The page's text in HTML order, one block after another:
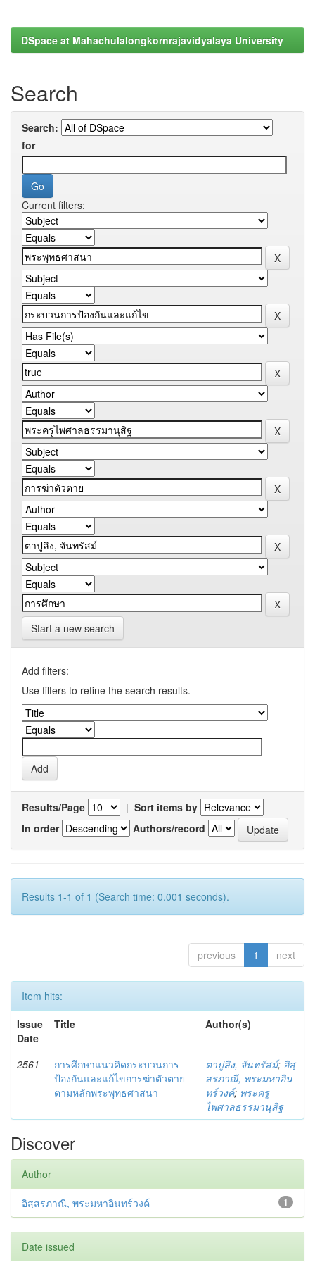
DSpace at Mahachulalongkornrajavidyalaya University
Search
Search:
for
Current filters:
Start a new search
Add filters:
Use filters to refine the search results.
Results/Page | Sort items by
In order
Authors/record
Results 1-1 of 1 (Search time: 0.001 seconds).
previous 1 next
Item hits:
Issue
Date
Title Author(s)
2561
การศึกษาแนวคิดกระบวนการ
ป้องกันและแก้ไขการฆ่าตัวตาย
ตามหลักพระพุทธศาสนา
ตาปูลิง, จันทรัสม์; อิสฺ
สรภาณี, พระมหาอิน
ทร์วงค์; พระครู
ไพศาลธรรมานุสิฐ
Discover
Author
1
อิสฺสรภาณี, พระมหาอินทร์วงค์
Date issued